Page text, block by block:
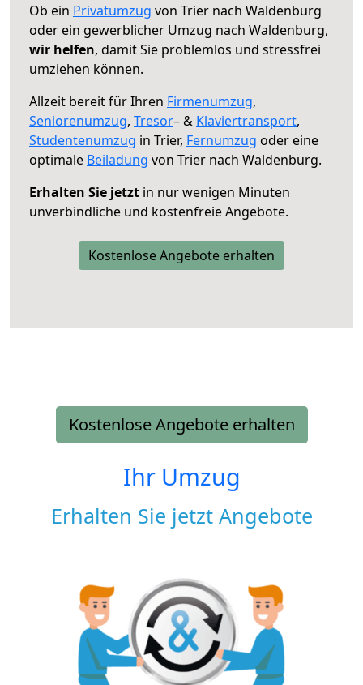
Ob ein Privatumzug von Trier nach Waldenburg
oder ein gewerblicher Umzug nach Waldenburg,
wir helfen, damit Sie problemlos und stressfrei
umziehen können.
Allzeit bereit für Ihren Firmenumzug,
Seniorenumzug, Tresor– & Klaviertransport,
Studentenumzug in Trier, Fernumzug oder eine
optimale Beiladung von Trier nach Waldenburg.
Erhalten Sie jetzt in nur wenigen Minuten
unverbindliche und kostenfreie Angebote.
Kostenlose Angebote erhalten
Kostenlose Angebote erhalten
Ihr Umzug
Erhalten Sie jetzt Angebote